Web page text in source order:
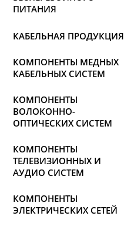
ПИТАНИЯ
КАБЕЛЬНАЯ ПРОДУКЦИЯ
КОМПОНЕНТЫ МЕДНЫХ
КАБЕЛЬНЫХ СИСТЕМ
КОМПОНЕНТЫ
ВОЛОКОННО-
ОПТИЧЕСКИХ СИСТЕМ
КОМПОНЕНТЫ
ТЕЛЕВИЗИОННЫХ И
АУДИО СИСТЕМ
КОМПОНЕНТЫ
ЭЛЕКТРИЧЕСКИХ СЕТЕЙ